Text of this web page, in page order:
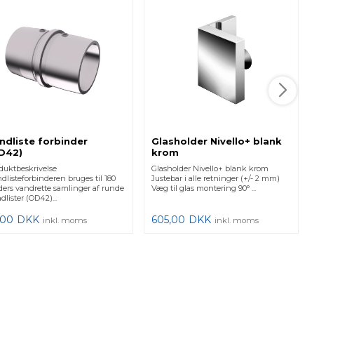
forbinder
bruges til 180
vandrette samlinger af runde
(OD42)...
DKK inkl. moms
Glasholder Nivello+ blank
krom
Glasholder Nivello+ blank krom
Justebar i alle retninger (+/- 2 mm)
Væg til glas montering 90° ...
605,00 DKK inkl. moms